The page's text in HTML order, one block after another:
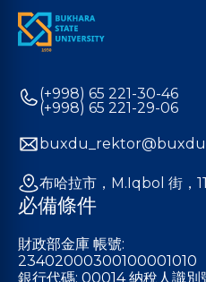
(+998) 65 221-30-46
(+998) 65 221-29-06
布哈拉市，M.Iqbol 街，
必備條件
財政部金庫 帳號:
23402000300100001010
銀行代碼: 00014 納稅人識別